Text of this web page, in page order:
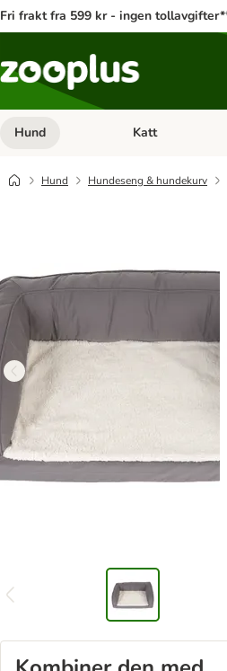
Fri frakt fra 599 kr - ingen
Hund Åpne
Katt
Hund Hundeseng & hundekurv